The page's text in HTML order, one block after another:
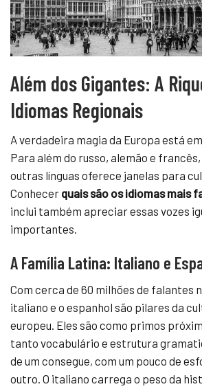
Além dos Gigantes: A
Idiomas Regionais
A verdadeira magia da Europa está
Para além do russo, alemão e
outras línguas oferece janelas para
Conhecer quais são os idiomas mais
inclui também apreciar essas vozes
importantes.
A Família Latina: Italiano e
Com cerca de 60 milhões de falantes
italiano e o espanhol são pilares da
europeu. Eles são como primos
tanto vocabulário e estrutura
de um consegue, com um pouco de
outro. O italiano carrega o peso da